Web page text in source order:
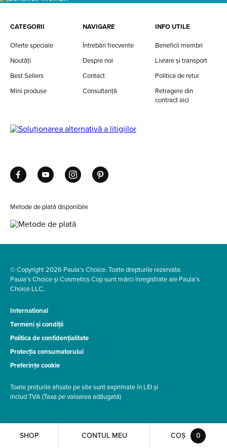
CATEGORII
Oferte speciale
Noutăți
Best Sellers
Mini produse
NAVIGARE
Întrebări frecvente
Despre noi
Contact
Consultanță
INFO UTILE
Beneficii membri
Livrare și transport
Politica de retur
Retragere din
contract aici
Metode de plată disponibile
© Copyright 2026 Paula's Choice. Toate drepturile rezervate.
Paula's Choice și Cosmetics Cop sunt mărci înregistrate ale Paula's
Choice LLC.
International
Termeni și condiții
Politica de confidențialitate
Protecția consumatorului
Preferințe cookie
Toate prețurile afișate pe site sunt exprimate în LEI și
includ TVA (Taxa pe valoarea adăugată)
SHOP CONTUL MEU COȘ 0